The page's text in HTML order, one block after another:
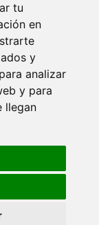
tu
en
y
analizar
y para
llegan